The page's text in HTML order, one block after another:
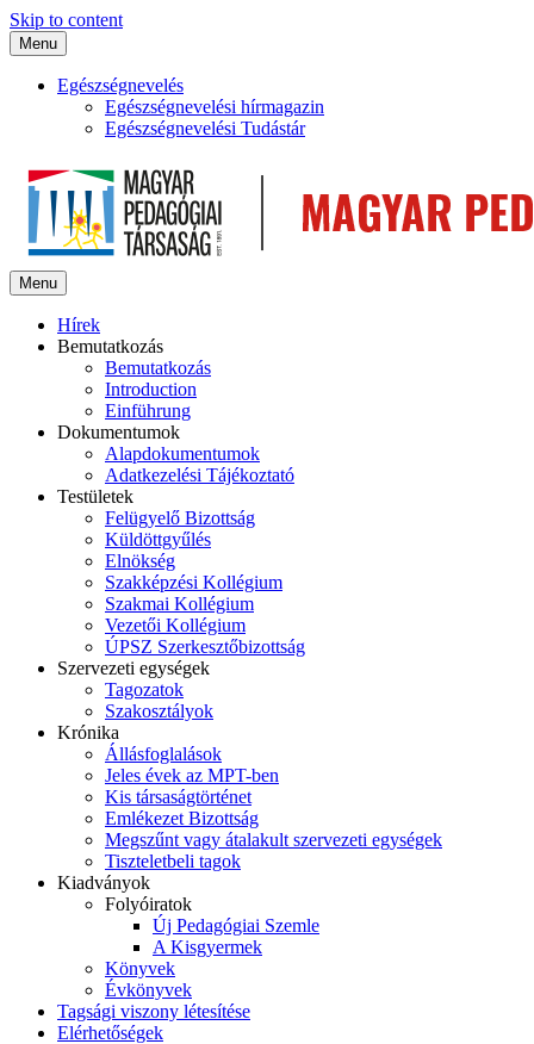
Skip to content
Menu
Egészségnevelés
Egészségnevelési hírmagazin
Egészségnevelési Tudástár
Menu
Hírek
Bemutatkozás
Bemutatkozás
Introduction
Einführung
Dokumentumok
Alapdokumentumok
Adatkezelési Tájékoztató
Testületek
Felügyelő Bizottság
Küldöttgyűlés
Elnökség
Szakképzési Kollégium
Szakmai Kollégium
Vezetői Kollégium
ÚPSZ Szerkesztőbizottság
Szervezeti egységek
Tagozatok
Szakosztályok
Krónika
Állásfoglalások
Jeles évek az MPT-ben
Kis társaságtörténet
Emlékezet Bizottság
Megszűnt vagy átalakult szervezeti egységek
Tiszteletbeli tagok
Kiadványok
Folyóiratok
Új Pedagógiai Szemle
A Kisgyermek
Könyvek
Évkönyvek
Tagsági viszony létesítése
Elérhetőségek